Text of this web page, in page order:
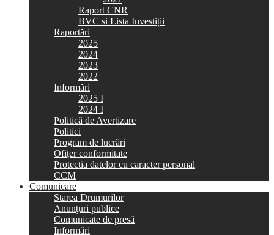
Raport CNR
BVC si Lista Investiții
Raportări
2025
2024
2023
2022
Informări
2025 I
2024 I
Politică de Avertizare
Politici
Program de lucrări
Ofițer conformitate
Protectia datelor cu caracter personal
CCM
Comunicare
Starea Drumurilor
Anunţuri publice
Comunicate de presă
Informări